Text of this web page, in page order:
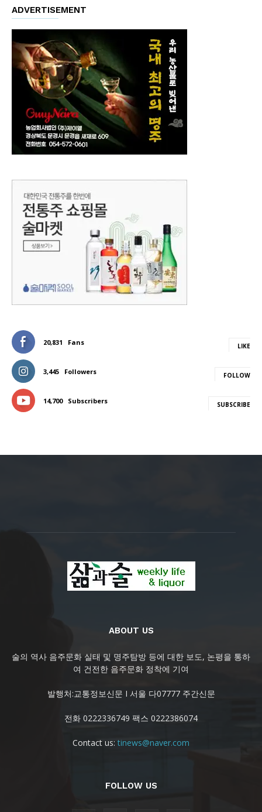
ADVERTISEMENT
20,831 Fans LIKE
3,445 Followers FOLLOW
14,700 Subscribers SUBSCRIBE
ABOUT US
술의 역사 음주문화 실태 및 명주탐방 등에 대한 보도, 논평을 통하
여 건전한 음주문화 정착에 기여
발행처:교통정보신문 I 서울 다07777 주간신문
전화 0222336749 팩스 0222386074
Contact us:tinews@naver.com
FOLLOW US